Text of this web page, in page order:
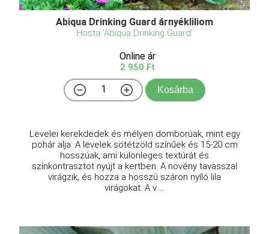
Abiqua Drinking Guard árnyékliliom
Hosta 'Abiqua Drinking Guard'
Online ár
2 950 Ft
Kosárba
Levelei kerekdedek és mélyen domborúak, mint egy
pohár alja. A levelek sötétzöld színűek és 15-20 cm
hosszúak, ami különleges textúrát és
színkontrasztot nyújt a kertben. A növény tavasszal
virágzik, és hozza a hosszú száron nyíló lila
virágokat. A v ...